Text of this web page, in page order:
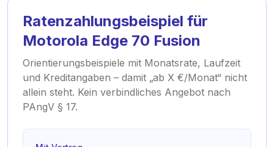
Ratenzahlungsbeispiel für
Motorola Edge 70 Fusion
Orientierungsbeispiele mit Monatsrate, Laufzeit
und Kreditangaben – damit „ab X €/Monat“ nicht
allein steht. Kein verbindliches Angebot nach
PAngV § 17.